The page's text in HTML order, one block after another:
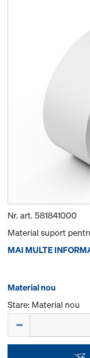
Nr. art. 581841000
Material suport
MAI MULTE
Material nou
Stare: Material nou